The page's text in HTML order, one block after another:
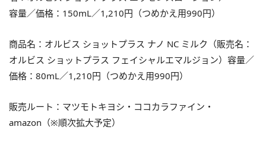
容量／価格：150mL／1,210円（つめかえ用990円）
商品名：オルビス ショットプラス ナノ NC ミルク（販売名：
オルビス ショットプラス フェイシャルエマルジョン）容量／
価格：80mL／1,210円（つめかえ用990円）
販売ルート：マツモトキヨシ・ココカラファイン・
amazon（※順次拡大予定）